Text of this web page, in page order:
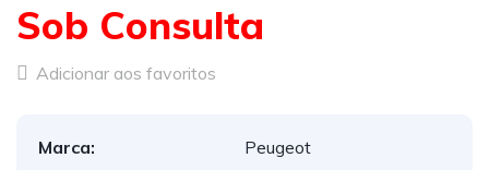
Sob Consulta
Adicionar aos favoritos
Marca:
Peugeot